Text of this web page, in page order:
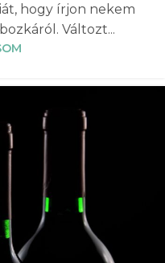
hogy írjon nekem
Változt...